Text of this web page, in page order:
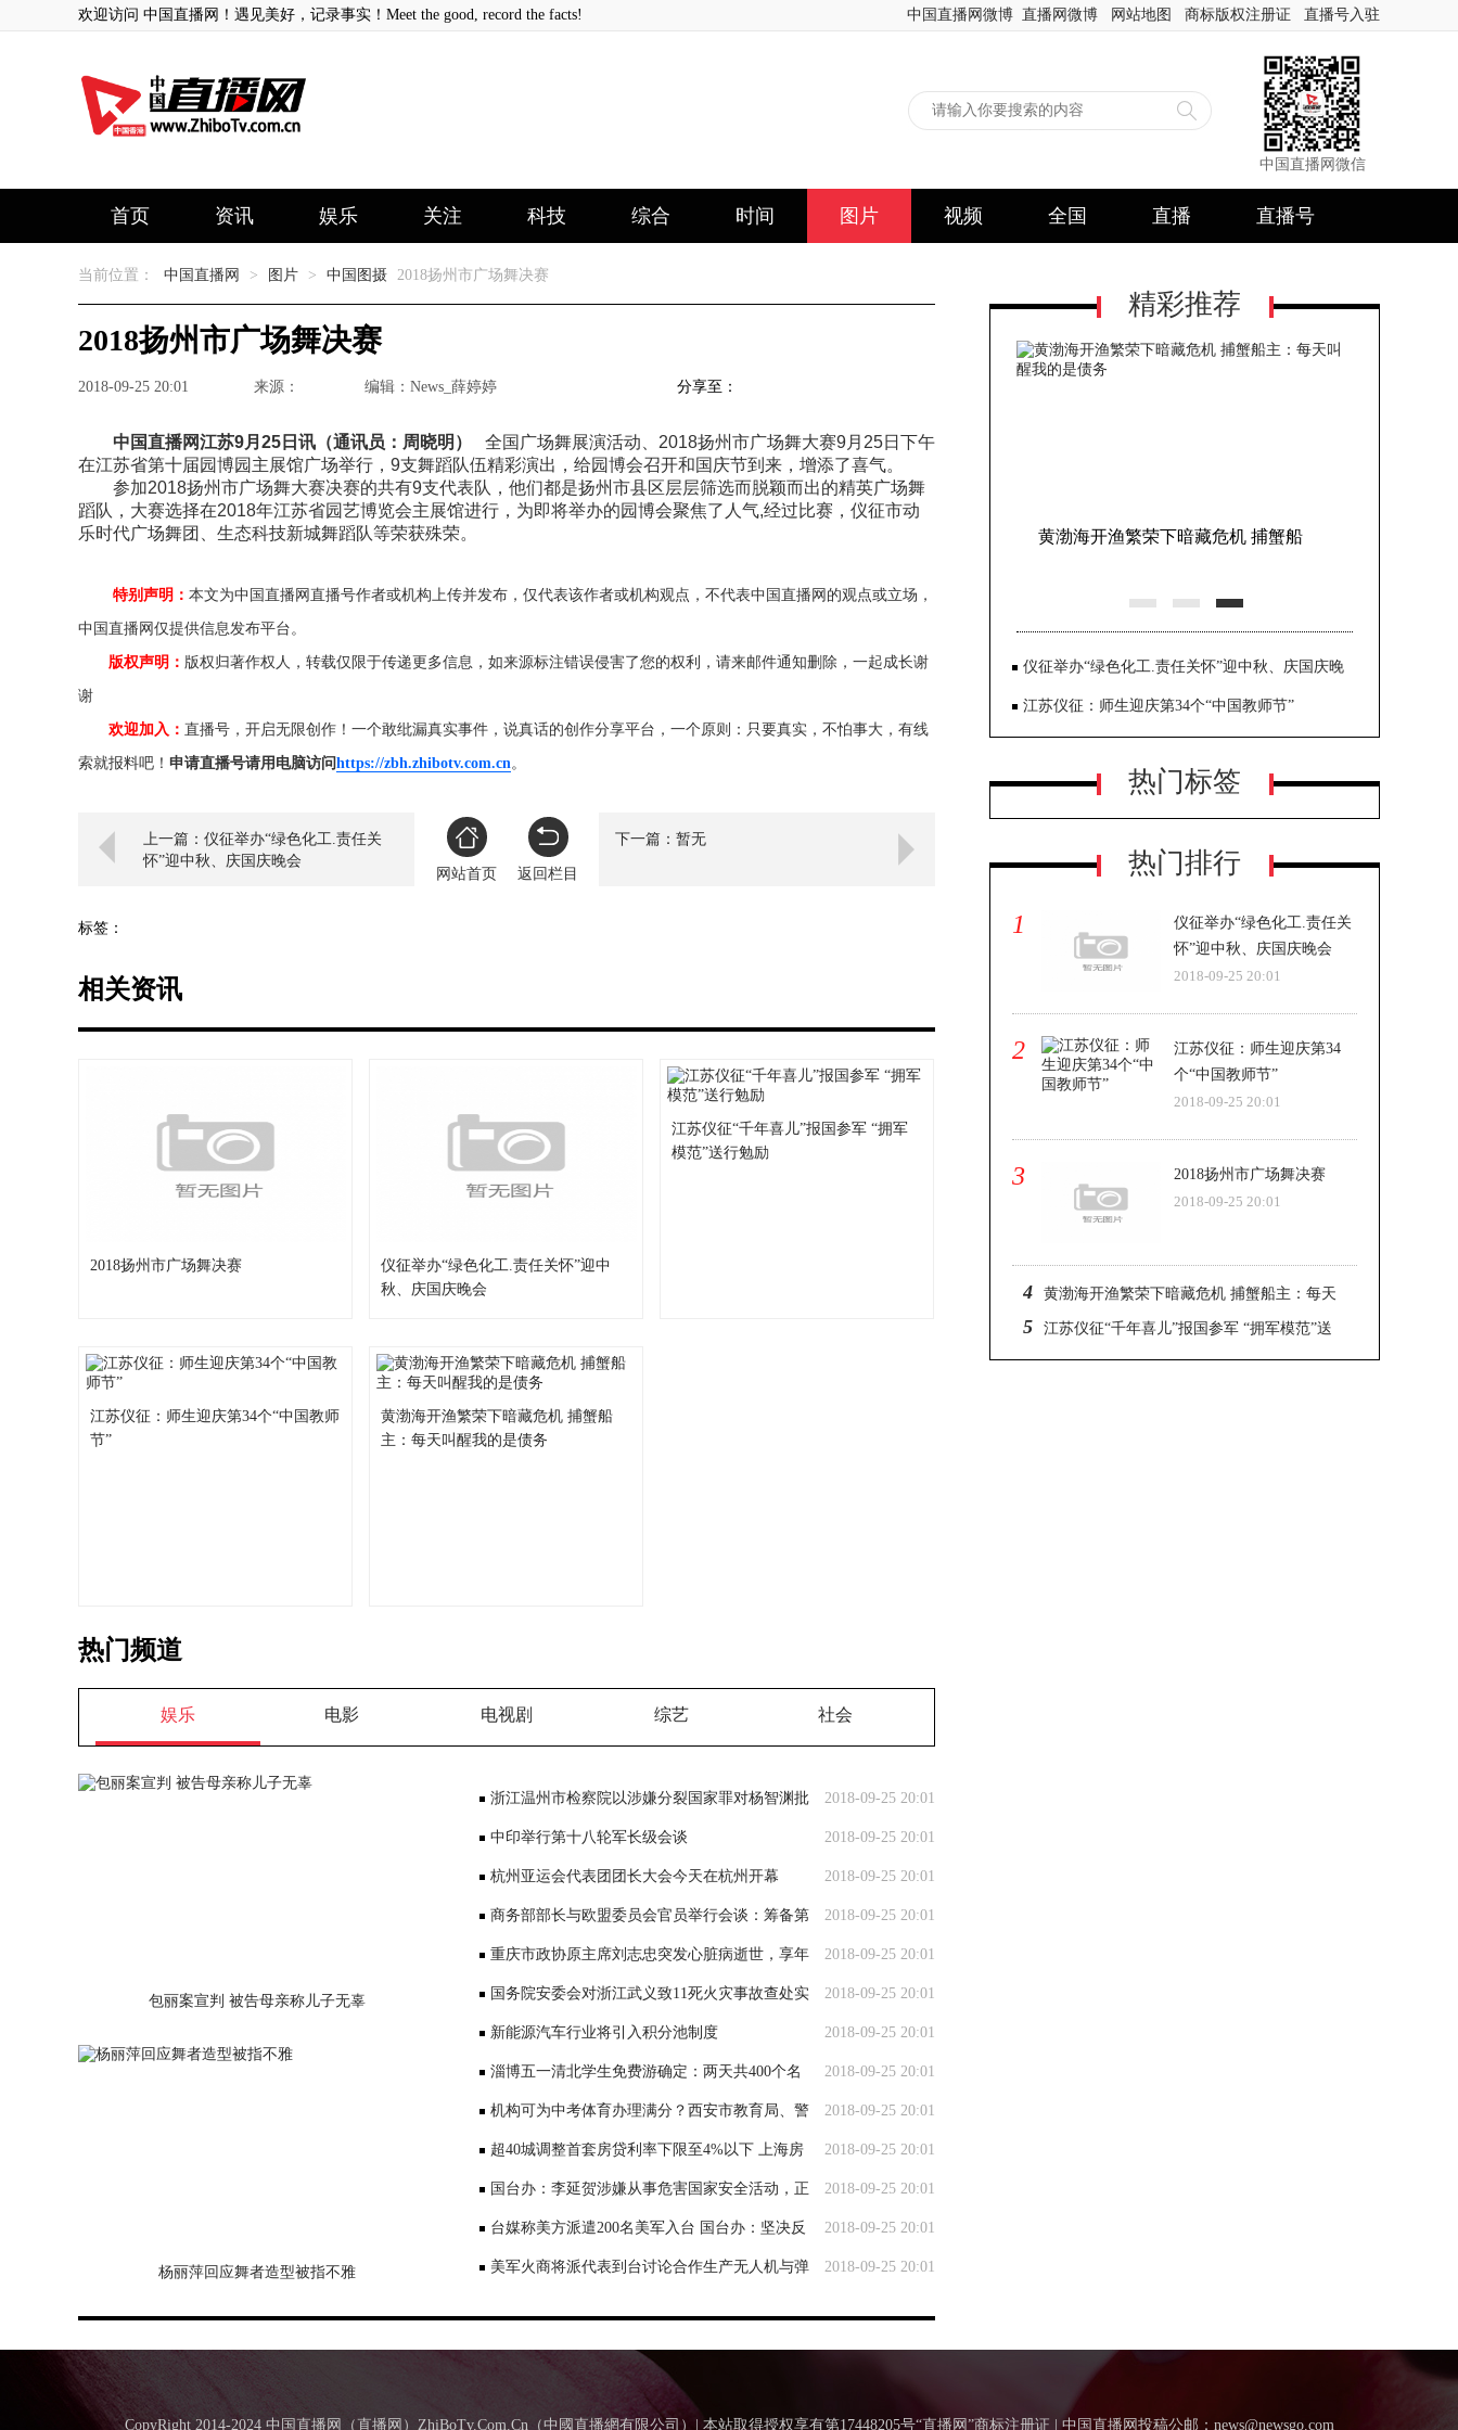
欢迎访问 中国直播网！遇见美好，记录事实！Meet the good, record the facts! 中国直播网微博 直播网微博 网站地图 商标版权注册证 直播号入驻
中国直播网微信
首页 资讯 娱乐 关注 科技 综合 时间 图片 视频 全国 直播 直播号
当前位置： 中国直播网 > 图片 > 中国图摄 2018扬州市广场舞决赛
2018扬州市广场舞决赛
2018-09-25 20:01 来源： 编辑：News_薛婷婷 分享至：
中国直播网江苏9月25日讯（通讯员：周晓明）
全国广场舞展演活动、2018扬州市广场舞大赛9月25日下午
在江苏省第十届园博园主展馆广场举行，9支舞蹈队伍精彩演出，给园博会召开和国庆节到来，增添了喜气。
参加2018扬州市广场舞大赛决赛的共有9支代表队，他们都是扬州市县区层层筛选而脱颖而出的精英广场舞
蹈队，大赛选择在2018年江苏省园艺博览会主展馆进行，为即将举办的园博会聚焦了人气,经过比赛，仪征市动
乐时代广场舞团、生态科技新城舞蹈队等荣获殊荣。
特别声明： 本文为中国直播网直播号作者或机构上传并发布，仅代表该作者或机构观点，不代表中国直播网的观点或立场，
中国直播网仅提供信息发布平台。
版权声明： 版权归著作权人，转载仅限于传递更多信息，如来源标注错误侵害了您的权利，请来邮件通知删除，一起成长谢
谢
欢迎加入： 直播号，开启无限创作！一个敢纰漏真实事件，说真话的创作分享平台，一个原则：只要真实，不怕事大，有线
索就报料吧！ 申请直播号请用电脑访问https://zbh.zhibotv.com.cn。
上一篇：仪征举办“绿色化工.责任关
怀”迎中秋、庆国庆晚会
网站首页
返回栏目
下一篇：暂无
标签：
相关资讯
2018扬州市广场舞决赛
仪征举办“绿色化工.责任关怀”迎中
秋、庆国庆晚会
江苏仪征“千年喜儿”报国参军 “拥军
模范”送行勉励
江苏仪征：师生迎庆第34个“中国教师
节”
黄渤海开渔繁荣下暗藏危机 捕蟹船
主：每天叫醒我的是债务
热门频道
娱乐 电影 电视剧 综艺 社会
包丽案宣判 被告母亲称儿子无辜
杨丽萍回应舞者造型被指不雅
2018-09-25 20:01
浙江温州市检察院以涉嫌分裂国家罪对杨智渊批
准逮捕 2018-09-25 20:01
中印举行第十八轮军长级会谈
2018-09-25 20:01
杭州亚运会代表团团长大会今天在杭州开幕
2018-09-25 20:01
商务部部长与欧盟委员会官员举行会谈：筹备第
十次中欧经贸高层对话 2018-09-25 20:01
重庆市政协原主席刘志忠突发心脏病逝世，享年
81岁 2018-09-25 20:01
国务院安委会对浙江武义致11死火灾事故查处实
行挂牌督办 2018-09-25 20:01
新能源汽车行业将引入积分池制度
2018-09-25 20:01
淄博五一清北学生免费游确定：两天共400个名
额，往返车票自费 2018-09-25 20:01
机构可为中考体育办理满分？西安市教育局、警
方均已介入调查 2018-09-25 20:01
超40城调整首套房贷利率下限至4%以下 上海房
贷利率暂时没有调整安排 2018-09-25 20:01
国台办：李延贺涉嫌从事危害国家安全活动，正
接受国家安全机关调查 2018-09-25 20:01
台媒称美方派遣200名美军入台 国台办：坚决反
对毁台、害台行径 2018-09-25 20:01
美军火商将派代表到台讨论合作生产无人机与弹
精彩推荐
黄渤海开渔繁荣下暗藏危机 捕蟹船
仪征举办“绿色化工.责任关怀”迎中秋、庆国庆晚
会江苏仪征：师生迎庆第34个“中国教师节”
热门标签
热门排行
1
仪征举办“绿色化工.责任关
怀”迎中秋、庆国庆晚会
2018-09-25 20:01
2
江苏仪征：师生迎庆第34
个“中国教师节”
2018-09-25 20:01
3
2018扬州市广场舞决赛
2018-09-25 20:01
4 黄渤海开渔繁荣下暗藏危机 捕蟹船主：每天
叫醒我的是债务
5 江苏仪征“千年喜儿”报国参军 “拥军模范”送
行勉励
CopyRight 2014-2024 中国直播网（直播网）ZhiBoTv.Com.Cn（中國直播網有限公司）| 本站取得授权享有第17448205号“直播网”商标注册证 | 中国直播网投稿公邮：news@newsgo.com